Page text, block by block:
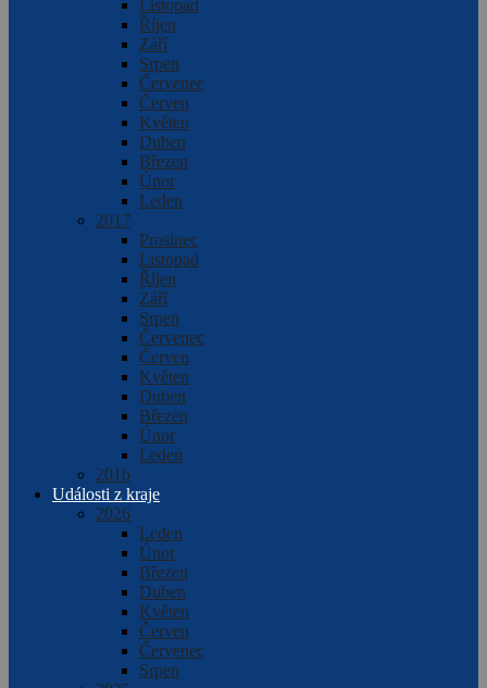
Listopad
Říjen
Září
Srpen
Červenec
Červen
Květen
Duben
Březen
Únor
Leden
2017
Prosinec
Listopad
Říjen
Září
Srpen
Červenec
Červen
Květen
Duben
Březen
Únor
Leden
2016
Události z kraje
2026
Leden
Únor
Březen
Duben
Květen
Červen
Červenec
Srpen